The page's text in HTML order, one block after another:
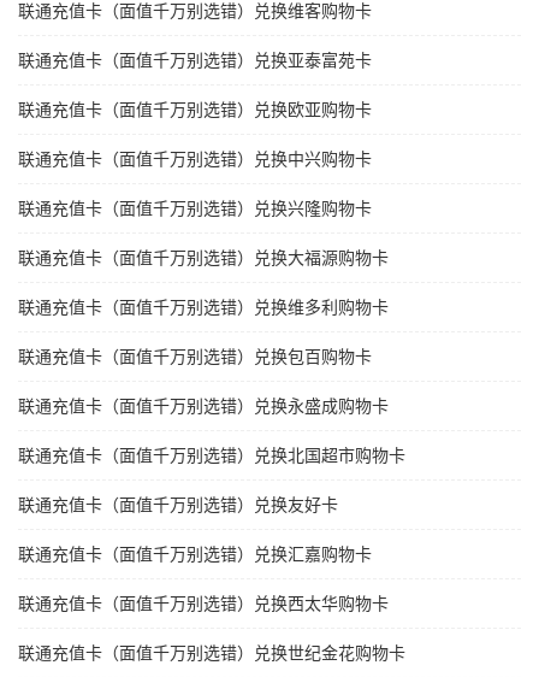
联通充值卡（面值千万别选错）兑换维客购物卡
联通充值卡（面值千万别选错）兑换亚泰富苑卡
联通充值卡（面值千万别选错）兑换欧亚购物卡
联通充值卡（面值千万别选错）兑换中兴购物卡
联通充值卡（面值千万别选错）兑换兴隆购物卡
联通充值卡（面值千万别选错）兑换大福源购物卡
联通充值卡（面值千万别选错）兑换维多利购物卡
联通充值卡（面值千万别选错）兑换包百购物卡
联通充值卡（面值千万别选错）兑换永盛成购物卡
联通充值卡（面值千万别选错）兑换北国超市购物卡
联通充值卡（面值千万别选错）兑换友好卡
联通充值卡（面值千万别选错）兑换汇嘉购物卡
联通充值卡（面值千万别选错）兑换西太华购物卡
联通充值卡（面值千万别选错）兑换世纪金花购物卡